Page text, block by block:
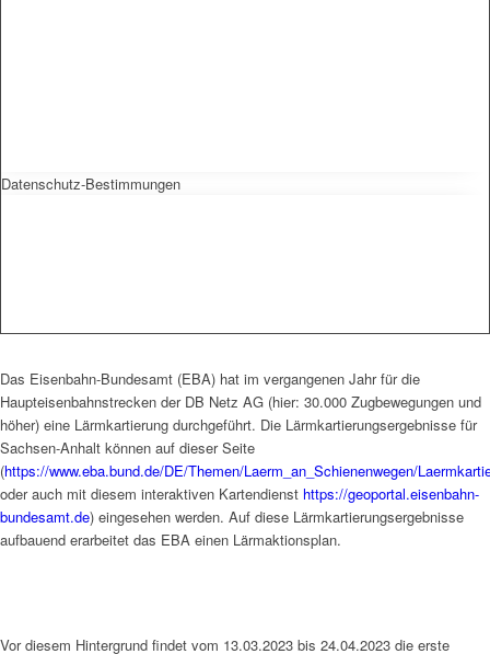
Datenschutz-Bestimmungen
Das Eisenbahn-Bundesamt (EBA) hat im vergangenen Jahr für die
Haupteisenbahnstrecken der DB Netz AG (hier: 30.000 Zugbewegungen und
höher) eine Lärmkartierung durchgeführt. Die Lärmkartierungsergebnisse für
Sachsen-Anhalt können auf dieser Seite
(https://www.eba.bund.de/DE/Themen/Laerm_an_Schienenwegen/
oder auch mit diesem interaktiven Kartendienst https://geoportal.eisenbahn-
bundesamt.de) eingesehen werden. Auf diese Lärmkartierungsergebnisse
aufbauend erarbeitet das EBA einen Lärmaktionsplan.
Vor diesem Hintergrund findet vom 13.03.2023 bis 24.04.2023 die erste